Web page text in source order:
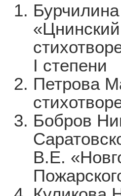
I степени
Петрова
Бобров
В.Е.